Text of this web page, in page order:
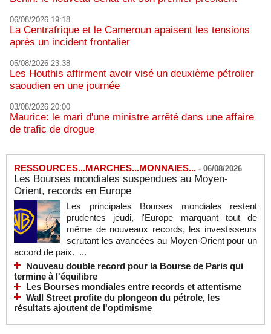
06/08/2026 19:18
La Centrafrique et le Cameroun apaisent les tensions
après un incident frontalier
05/08/2026 23:38
Les Houthis affirment avoir visé un deuxième pétrolier
saoudien en une journée
03/08/2026 20:00
Maurice: le mari d'une ministre arrêté dans une affaire
de trafic de drogue
RESSOURCES...MARCHES...MONNAIES... - 06/08/2026
Les Bourses mondiales suspendues au Moyen-
Orient, records en Europe
Les principales Bourses mondiales restent
prudentes jeudi, l'Europe marquant tout de
même de nouveaux records, les investisseurs
scrutant les avancées au Moyen-Orient pour un
accord de paix. ...
Nouveau double record pour la Bourse de Paris qui
termine à l'équilibre
Les Bourses mondiales entre records et attentisme
Wall Street profite du plongeon du pétrole, les
résultats ajoutent de l'optimisme